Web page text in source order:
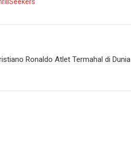
Ronaldo Atlet Termahal di Dunia